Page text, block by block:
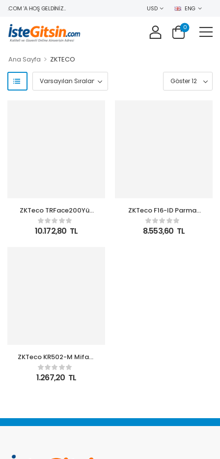
'A HOŞ GELDINIZ.. USD ENG
0
Ana Sayfa > ZKTECO
ZKTeco TRFace200Yüz
Tanıma PDKS Cihazı
(TRFace200)
10.172,80 TL
ZKTeco F16-ID Parmak
İzi -Kart Okuyucu
Bağımsız Terminal (AC)
8.553,60 TL
ZKTeco KR502-M Mifare
Kart Okuyucu IP65 AC
1.267,20 TL